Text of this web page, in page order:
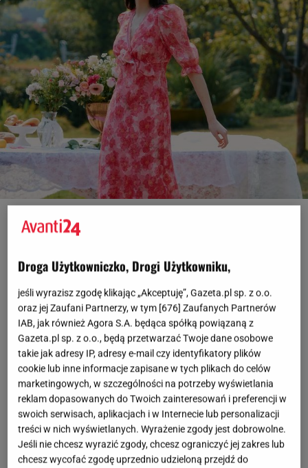
Zwiewne sukienki
są nieodłącznym elementem
letniejgarderoby. Nie tylko świetnie sprawdzają się
podczas wysokich temperatur, ale także sprawiają,
że czujemy się naprawdę wyjątkowo nawet w
zwykłym dniu. Dzięki sezonowym wyprzedażom
możesz kupić modele, w których poczujesz się
zjawiskowo za grosze.
Droga Użytkowniczko, Drogi Użytkowniku,
jeśli wyrazisz zgodę klikając „Akceptuję”, Gazeta.pl sp. z o.o.
oraz jej Zaufani Partnerzy, w tym [676] Zaufanych Partnerów
IAB, jak również Agora S.A. będąca spółką powiązaną z
Gazeta.pl sp. z o.o., będą przetwarzać Twoje dane osobowe
takie jak adresy IP, adresy e-mail czy identyfikatory plików
cookie lub inne informacje zapisane w tych plikach do celów
marketingowych, w szczególności na potrzeby wyświetlania
reklam dopasowanych do Twoich zainteresowań i preferencji w
swoich serwisach, aplikacjach i w Internecie lub personalizacji
treści w nich wyświetlanych. Wyrażenie zgody jest dobrowolne.
Jeśli nie chcesz wyrazić zgody, chcesz ograniczyć jej zakres lub
chcesz wycofać zgodę uprzednio udzieloną przejdź do